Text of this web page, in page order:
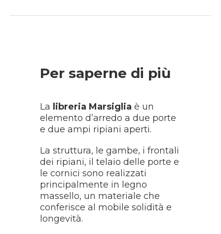
Per saperne di più
La libreria Marsigliaè un
elemento d’arredo a due porte
e due ampi ripiani aperti.
La struttura, le gambe, i frontali
dei ripiani, il telaio delle porte e
le cornici sono realizzati
principalmente in legno
massello, un materiale che
conferisce al mobile solidità e
longevità.